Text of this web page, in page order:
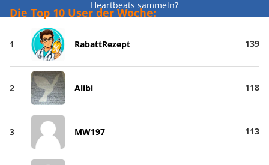
Heartbeats sammeln?
Die Top 10 User der Woche:
1 RabattRezept 139
2 Alibi 118
3 MW197 113